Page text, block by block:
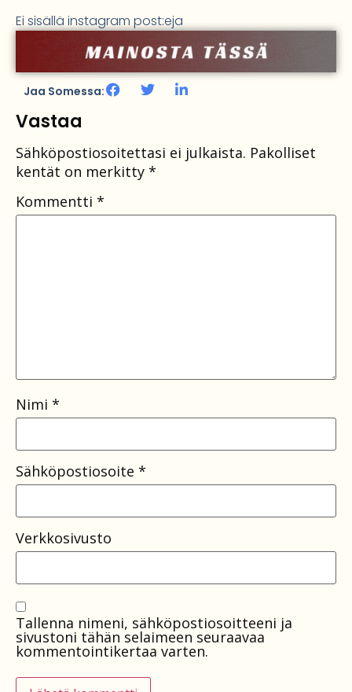
Ei sisällä instagram post:eja
Jaa Somessa:
Vastaa
Sähköpostiosoitettasi ei julkaista. Pakolliset
kentät on merkitty *
Kommentti *
Nimi *
Sähköpostiosoite *
Verkkosivusto
Tallenna nimeni, sähköpostiosoitteeni ja
sivustoni tähän selaimeen seuraavaa
kommentointikertaa varten.